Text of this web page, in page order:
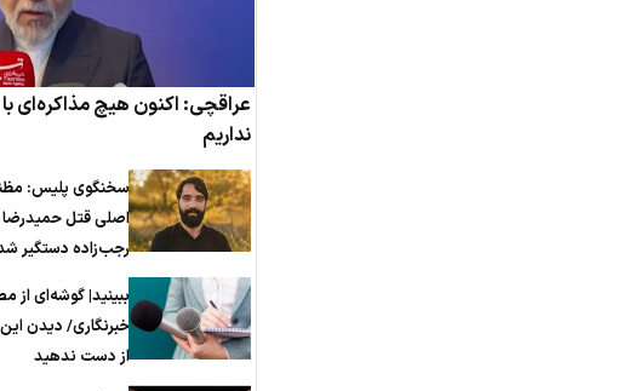
عراقچی: اکنون هیچ مذاکره‌ای با
نداریم
سخنگوی پلیس:
اصلی قتل حمیدرضا
رجب‌زاده دستگیر
ببینید| گوشه‌ای از
خبرنگاری/ دیدن این
از دست ندهید